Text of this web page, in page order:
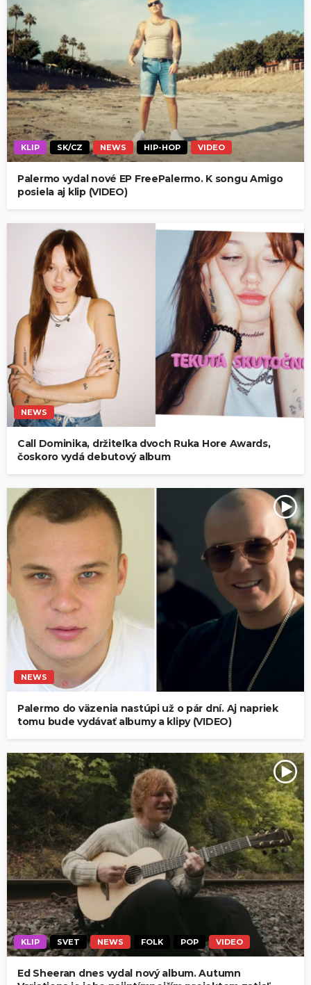
KLIP SK/CZ NEWS HIP-HOP VIDEO
Palermo vydal nové EP FreePalermo. K songu Amigo
posiela aj klip (VIDEO)
NEWS
Call Dominika, držiteľka dvoch Ruka Hore Awards,
čoskoro vydá debutový album
NEWS
Palermo do väzenia nastúpi už o pár dní. Aj napriek
tomu bude vydávať albumy a klipy (VIDEO)
KLIP SVET NEWS FOLK POP VIDEO
Ed Sheeran dnes vydal nový album. Autumn